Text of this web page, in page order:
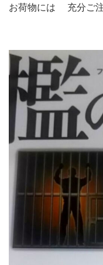
お荷物には 充分ご